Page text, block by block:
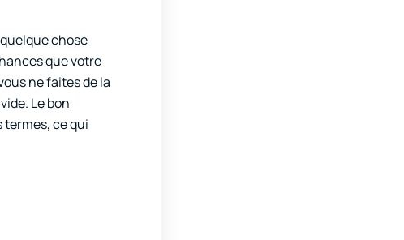
chose
que votre
ne faites de la
Le bon
ce qui